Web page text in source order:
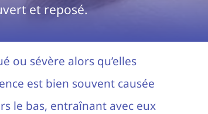
et reposé.
ou sévère alors qu’elles
est bien souvent causée
le bas, entraînant avec eux